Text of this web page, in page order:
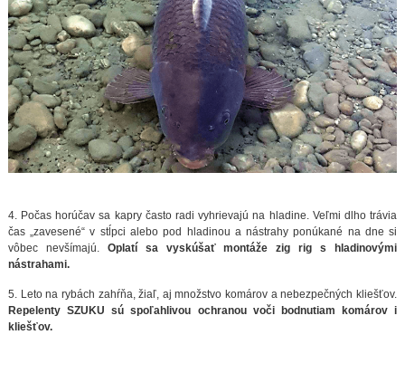
4. Počas horúčav sa kapry často radi vyhrievajú na hladine. Veľmi dlho trávia
čas „zavesené“ v stĺpci alebo pod hladinou a nástrahy ponúkané na dne si
vôbec nevšímajú. Oplatí sa vyskúšať montáže zig rig s hladinovými
nástrahami.
5. Leto na rybách zahŕňa, žiaľ, aj množstvo komárov a nebezpečných kliešťov.
Repelenty SZUKU sú spoľahlivou ochranou voči bodnutiam komárov i
kliešťov.